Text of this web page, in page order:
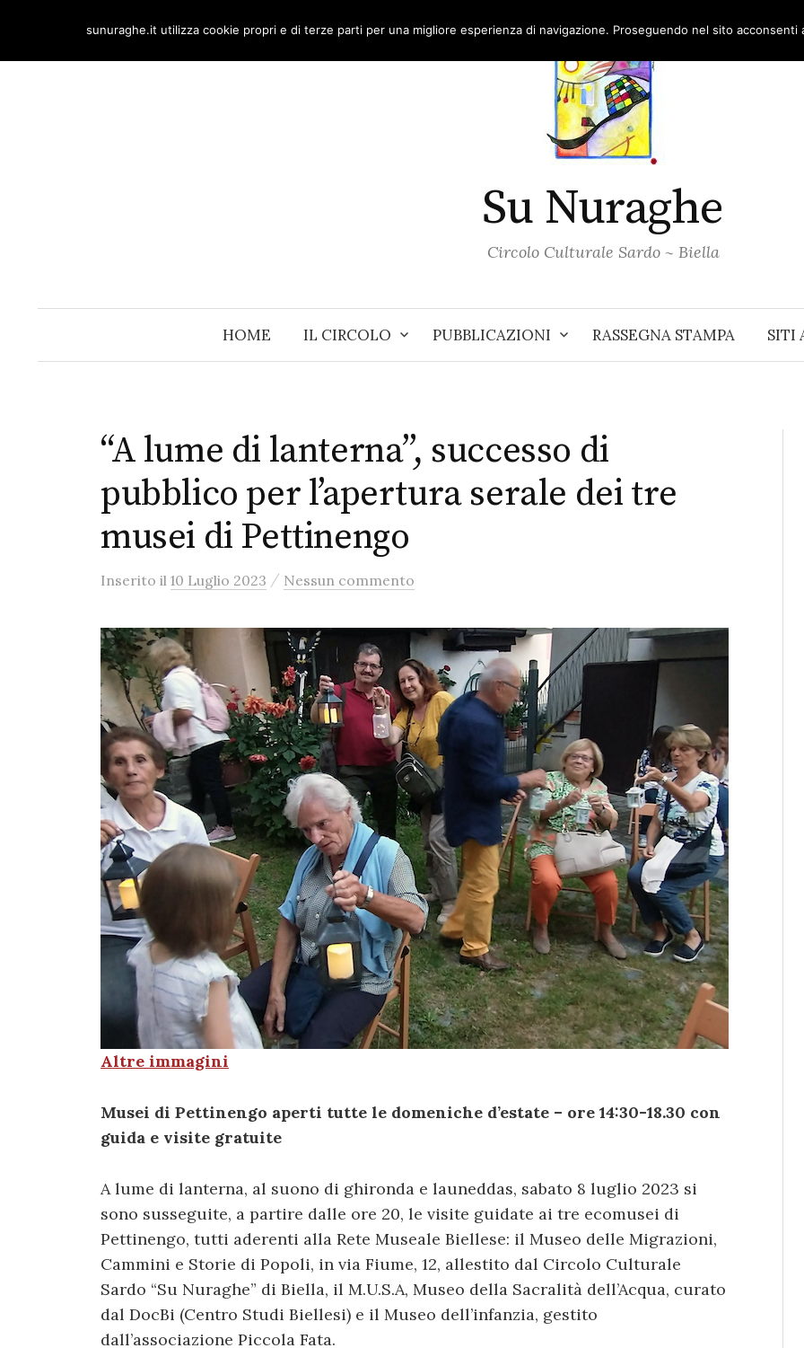
content
Su Nuraghe
Circolo Culturale Sardo ~ Biella
HOME IL CIRCOLO PUBBLICAZIONI RASSEGNA STAMPA SITI
“A lume di lanterna”, successo di
pubblico per l’apertura serale dei tre
musei di Pettinengo
Inserito il 10 Luglio 2023 / Nessun commento
Altre immagini
Musei di Pettinengo aperti tutte le domeniche d’estate – ore 14:30-18.30 con
guida e visite gratuite
A lume di lanterna, al suono di ghironda e launeddas, sabato 8 luglio 2023 si
sono susseguite, a partire dalle ore 20, le visite guidate ai tre ecomusei di
Pettinengo, tutti aderenti alla Rete Museale Biellese: il Museo delle Migrazioni,
Cammini e Storie di Popoli, in via Fiume, 12, allestito dal Circolo Culturale
Sardo “Su Nuraghe” di Biella, il M.U.S.A, Museo della Sacralità dell’Acqua, curato
dal DocBi (Centro Studi Biellesi) e il Museo dell’infanzia, gestito
dall’associazione Piccola Fata.
sunuraghe.it utilizza cookie propri e di terze parti per una migliore esperienza di navigazione. Proseguendo nel sito acconsenti